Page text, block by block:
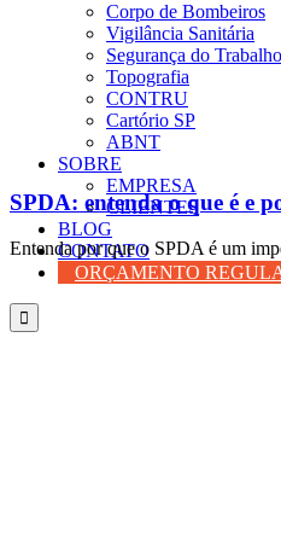
Corpo de Bombeiros
Vigilância Sanitária
Segurança do Trabalho
Topografia
CONTRU
Cartório SP
ABNT
SOBRE
EMPRESA
CLIENTES
BLOG
CONTATO
ORÇAMENTO

SPDA: entenda o que é e
Entenda por que o SPDA é um